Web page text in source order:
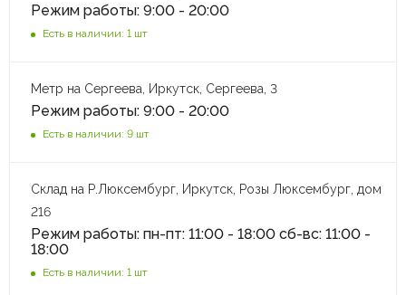
Режим работы: 9:00 - 20:00
Есть в наличии: 1 шт
Метр на Сергеева, Иркутск, Сергеева, 3
Режим работы: 9:00 - 20:00
Есть в наличии: 9 шт
Склад на Р.Люксембург, Иркутск, Розы Люксембург, дом
216
Режим работы: пн-пт: 11:00 - 18:00 сб-вс: 11:00 -
18:00
Есть в наличии: 1 шт